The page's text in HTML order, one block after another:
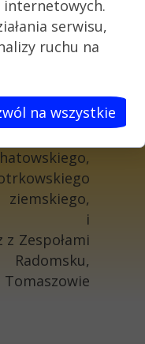
i
Zespołami
serwisu,
ruchu na
na wszystkie